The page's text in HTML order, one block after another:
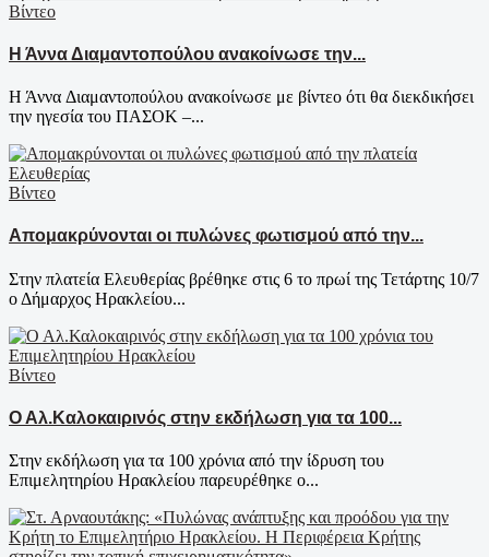
Βίντεο
Η Άννα Διαμαντοπούλου ανακοίνωσε την...
Η Άννα Διαμαντοπούλου ανακοίνωσε με βίντεο ότι θα διεκδικήσει
την ηγεσία του ΠΑΣΟΚ –...
Βίντεο
Απομακρύνονται οι πυλώνες φωτισμού από την...
Στην πλατεία Ελευθερίας βρέθηκε στις 6 το πρωί της Τετάρτης 10/7
ο Δήμαρχος Ηρακλείου...
Βίντεο
Ο Αλ.Καλοκαιρινός στην εκδήλωση για τα 100...
Στην εκδήλωση για τα 100 χρόνια από την ίδρυση του
Επιμελητηρίου Ηρακλείου παρευρέθηκε ο...